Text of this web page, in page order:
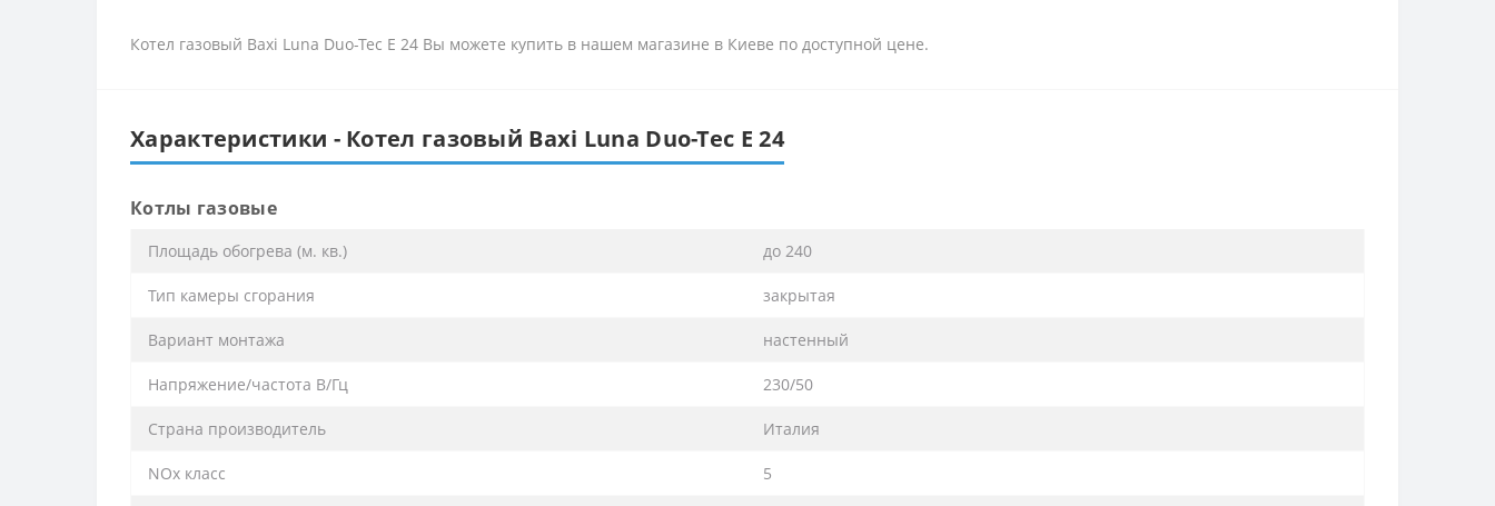
Котел газовый Baxi Luna Duo-Tec E 24 Вы можете купить в нашем магазине в Киеве по доступной цене.
Характеристики - Котел газовый Baxi Luna Duo-Tec E 24
Котлы газовые
Площадь обогрева (м. кв.) до 240
Тип камеры сгорания закрытая
Вариант монтажа настенный
Напряжение/частота В/Гц 230/50
Страна производитель Италия
NOx класс 5